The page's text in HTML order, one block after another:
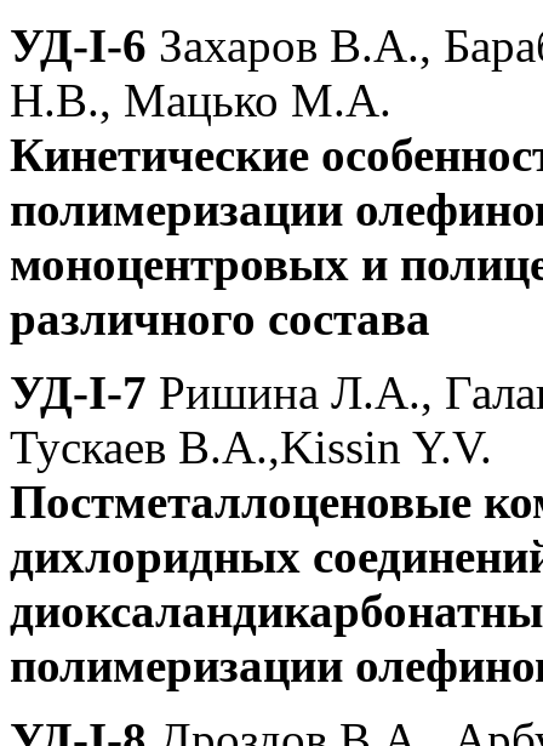
УД-I-6 Захаров В.А.,
Н.В., Мацько М.А.
Кинетические
полимеризации
моноцентровых и
различного состава
УД-I-7 Ришина Л.А.,
Тускаев В.А.,Kissin Y.V.
Постметаллоценовые
дихлоридных
полимеризации